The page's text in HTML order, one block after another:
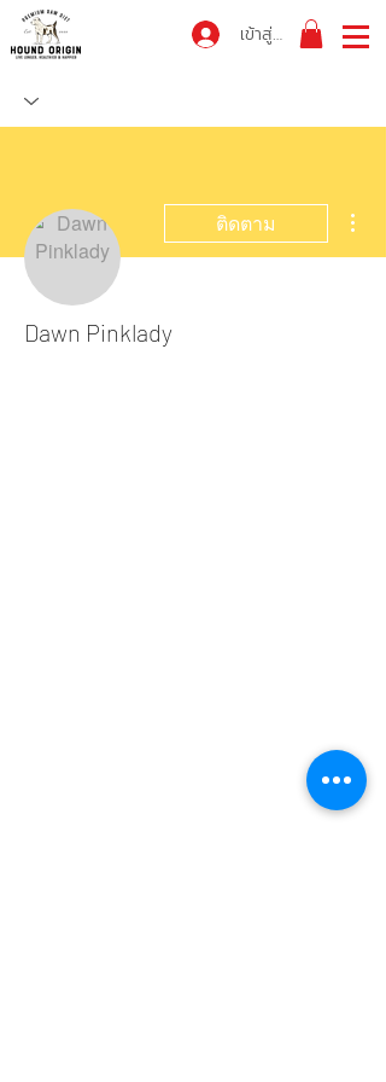
เข้าสู่ระบบ
ติดตาม
Dawn Pinklady